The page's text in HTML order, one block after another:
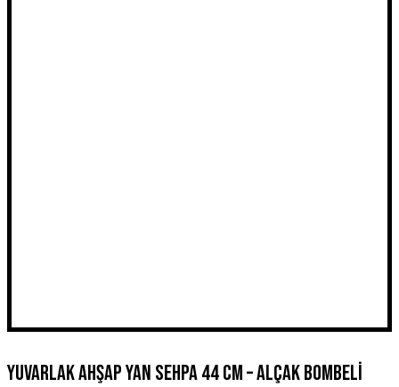
Yuvarlak Ahşap Yan Sehpa 44 cm – Alçak Bombeli